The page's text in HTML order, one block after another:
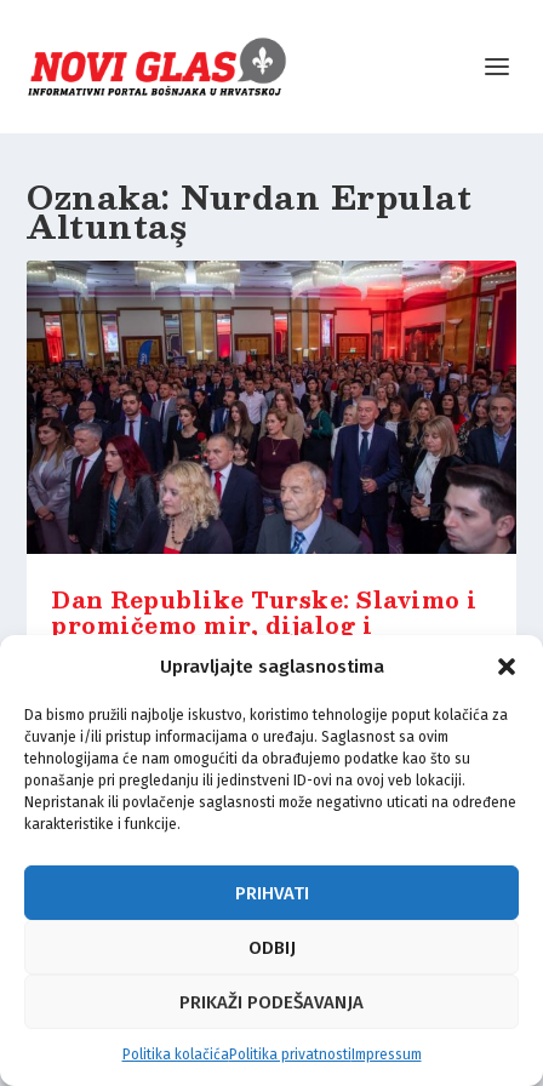
Upravljajte saglasnostima
Da bismo pružili najbolje iskustvo, koristimo tehnologije poput kolačića za
čuvanje i/ili pristup informacijama o uređaju. Saglasnost sa ovim
tehnologijama će nam omogućiti da obrađujemo podatke kao što su
ponašanje pri pregledanju ili jedinstveni ID-ovi na ovoj veb lokaciji.
Nepristanak ili povlačenje saglasnosti može negativno uticati na određene
karakteristike i funkcije.
PRIHVATI
ODBIJ
PRIKAŽI PODEŠAVANJA
Politika kolačićaPolitika privatnosti Impressum
Oznaka: Nurdan Erpulat
Altuntaş
Dan Republike Turske: Slavimo i
promičemo mir, dijalog i